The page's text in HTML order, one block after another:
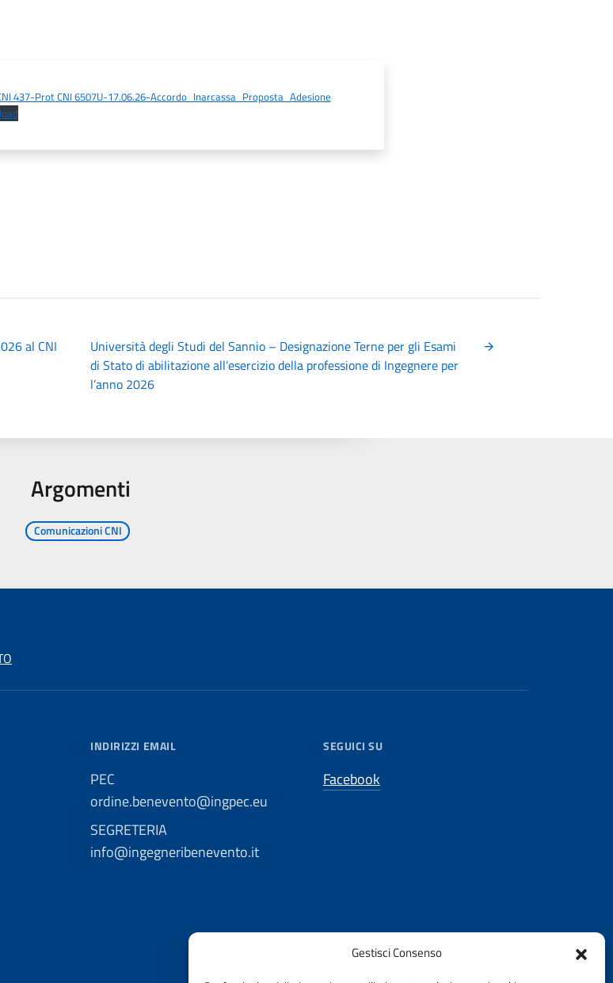
Gestisci Consenso
437-Prot CNI 6507U-17.06.26-Accordo_Inarcassa_Proposta_Adesione
al CNI
Università degli Studi del Sannio – Designazione Terne per gli Esami
di Stato di abilitazione all’esercizio della professione di Ingegnere per
l’anno 2026
Argomenti
Comunicazioni CNI
INDIRIZZI EMAIL
PEC
ordine.benevento@ingpec.eu
SEGRETERIA
info@ingegneribenevento.it
SEGUICI SU
Facebook